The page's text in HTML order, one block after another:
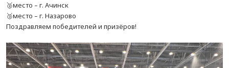
🥈место – г. Ачинск
🥉место – г. Назарово
Поздравляем победителей и призёров!